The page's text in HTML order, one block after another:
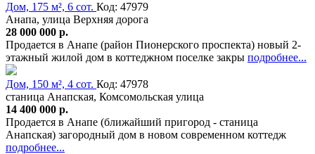
Дом, 175 м², 6 сот. Код: 47979
Анапа, улица Верхняя дорога
28 000 000 р.
Продается в Анапе (район Пионерского проспекта) новый 2-
этажный жилой дом в коттеджном поселке закры подробнее...
Дом, 150 м², 4 сот. Код: 47978
станица Анапская, Комсомольская улица
14 400 000 р.
Продается в Анапе (ближайший пригород - станица
Анапская) загородный дом в новом современном коттедж
подробнее...